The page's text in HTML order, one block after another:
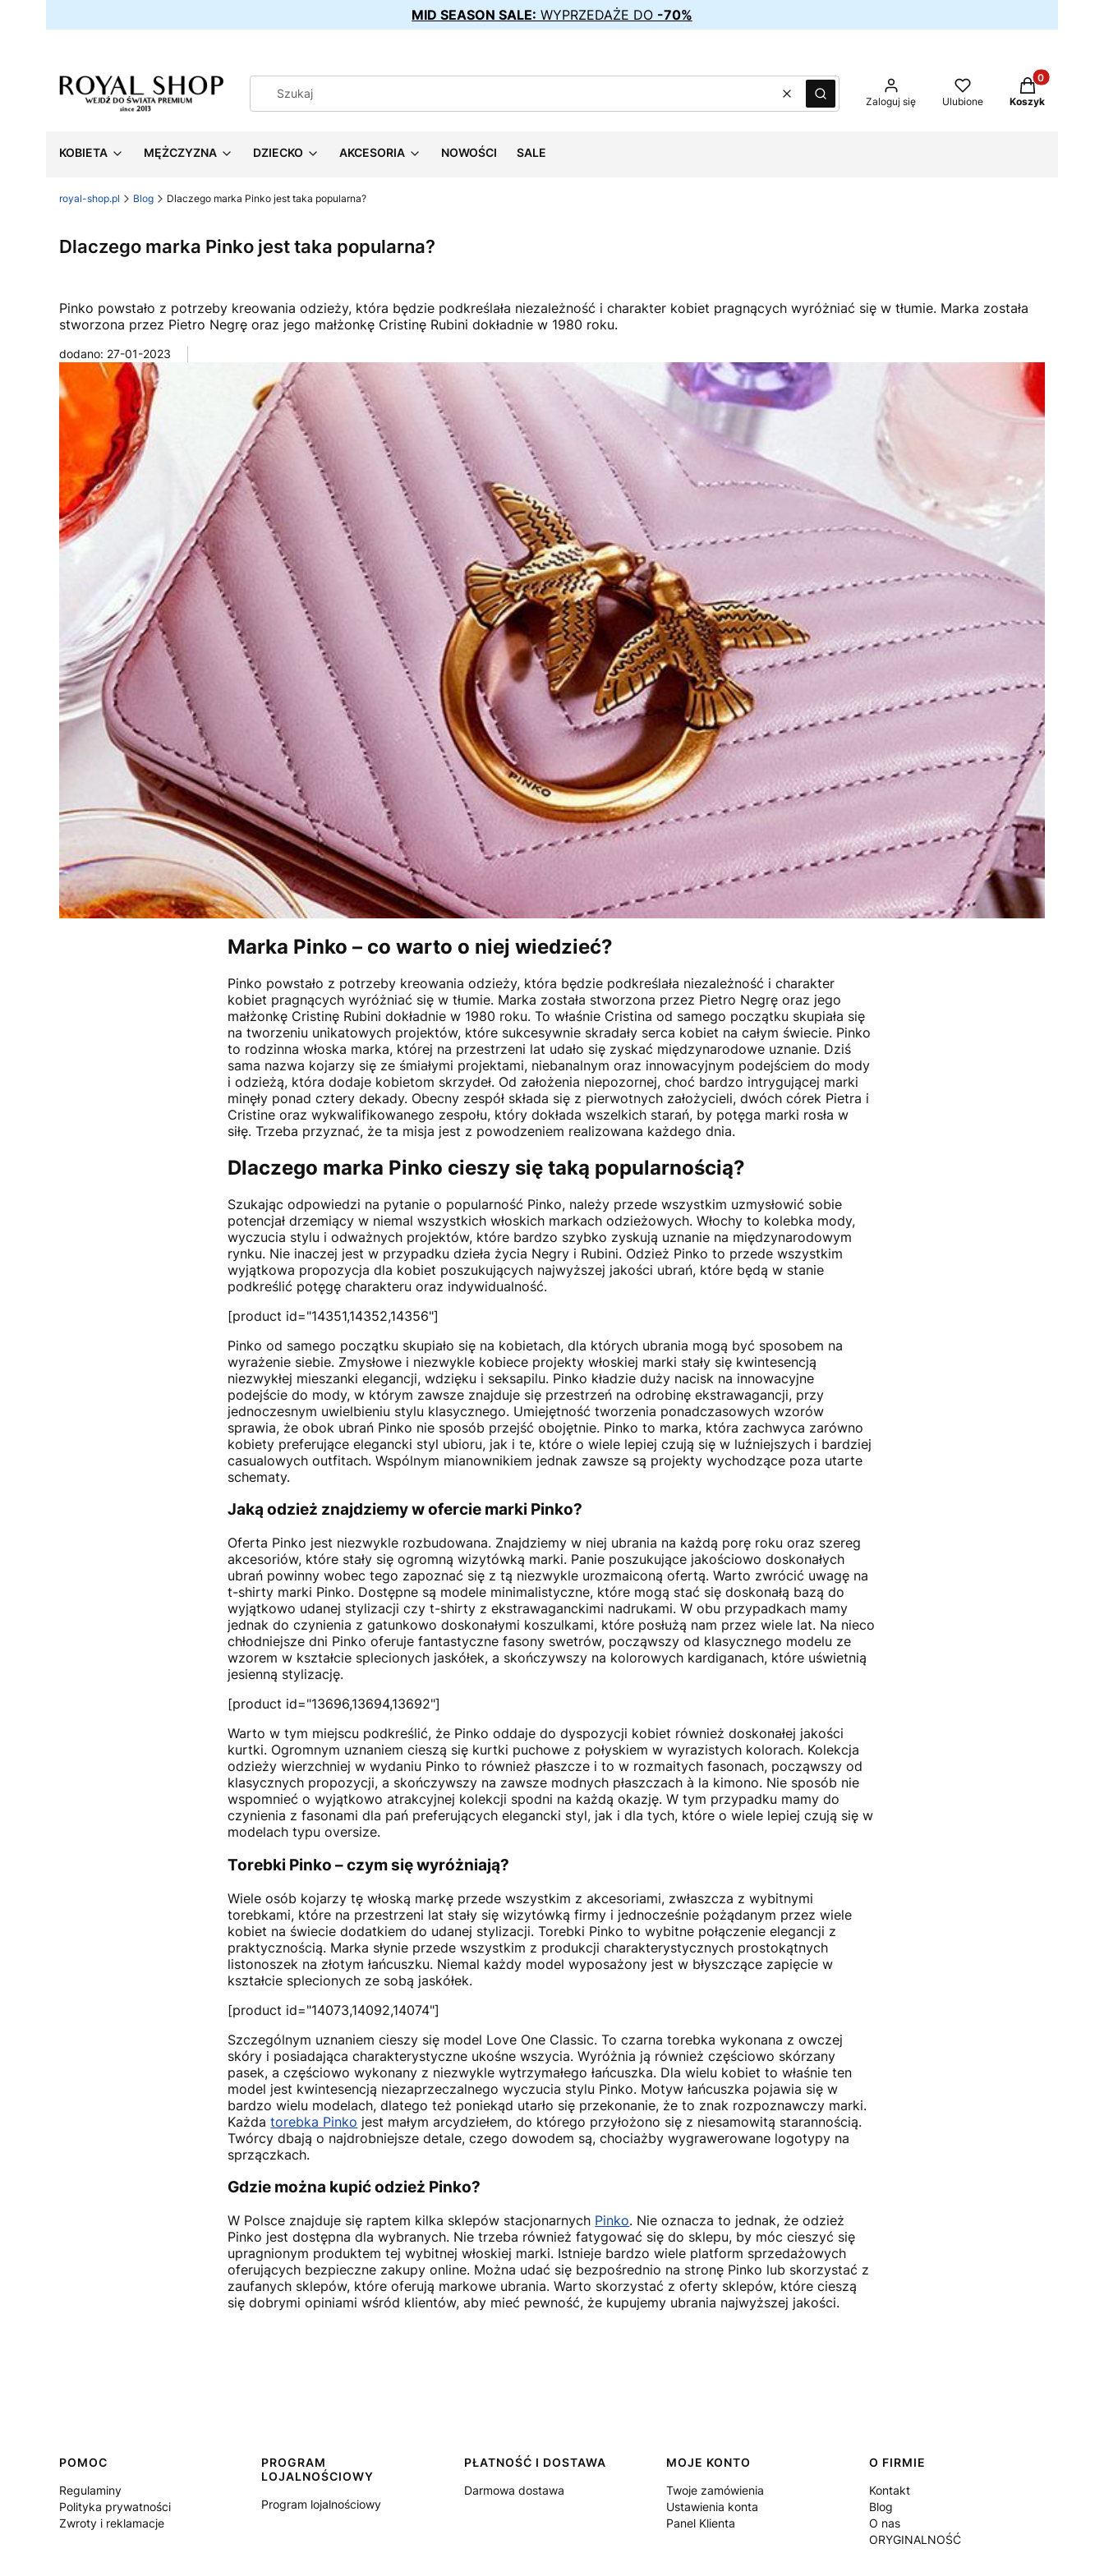
MID SEASON SALE: WYPRZEDAŻE DO -70%
WyczyśćSzukaj Zaloguj się Ulubione
Produkty w
Koszyk
KOBIETA MĘŻCZYZNA DZIECKO AKCESORIA NOWOŚCI SALE
royal-shop.pl Blog Dlaczego marka Pinko jest taka popularna?
Dlaczego marka Pinko jest taka popularna?
Pinko powstało z potrzeby kreowania odzieży, która będzie podkreślała niezależność i charakter kobiet pragnących wyróżniać się w tłumie. Marka została
stworzona przez Pietro Negrę oraz jego małżonkę Cristinę Rubini dokładnie w 1980 roku.
dodano: 27-01-2023
Marka Pinko – co warto o niej wiedzieć?
Pinko powstało z potrzeby kreowania odzieży, która będzie podkreślała niezależność i charakter
kobiet pragnących wyróżniać się w tłumie. Marka została stworzona przez Pietro Negrę oraz jego
małżonkę Cristinę Rubini dokładnie w 1980 roku. To właśnie Cristina od samego początku skupiała się
na tworzeniu unikatowych projektów, które sukcesywnie skradały serca kobiet na całym świecie. Pinko
to rodzinna włoska marka, której na przestrzeni lat udało się zyskać międzynarodowe uznanie. Dziś
sama nazwa kojarzy się ze śmiałymi projektami, niebanalnym oraz innowacyjnym podejściem do mody
i odzieżą, która dodaje kobietom skrzydeł. Od założenia niepozornej, choć bardzo intrygującej marki
minęły ponad cztery dekady. Obecny zespół składa się z pierwotnych założycieli, dwóch córek Pietra i
Cristine oraz wykwalifikowanego zespołu, który dokłada wszelkich starań, by potęga marki rosła w
siłę. Trzeba przyznać, że ta misja jest z powodzeniem realizowana każdego dnia.
Dlaczego marka Pinko cieszy się taką popularnością?
Szukając odpowiedzi na pytanie o popularność Pinko, należy przede wszystkim uzmysłowić sobie
potencjał drzemiący w niemal wszystkich włoskich markach odzieżowych. Włochy to kolebka mody,
wyczucia stylu i odważnych projektów, które bardzo szybko zyskują uznanie na międzynarodowym
rynku. Nie inaczej jest w przypadku dzieła życia Negry i Rubini. Odzież Pinko to przede wszystkim
wyjątkowa propozycja dla kobiet poszukujących najwyższej jakości ubrań, które będą w stanie
podkreślić potęgę charakteru oraz indywidualność.
[product id="14351,14352,14356"]
Pinko od samego początku skupiało się na kobietach, dla których ubrania mogą być sposobem na
wyrażenie siebie. Zmysłowe i niezwykle kobiece projekty włoskiej marki stały się kwintesencją
niezwykłej mieszanki elegancji, wdzięku i seksapilu. Pinko kładzie duży nacisk na innowacyjne
podejście do mody, w którym zawsze znajduje się przestrzeń na odrobinę ekstrawagancji, przy
jednoczesnym uwielbieniu stylu klasycznego. Umiejętność tworzenia ponadczasowych wzorów
sprawia, że obok ubrań Pinko nie sposób przejść obojętnie. Pinko to marka, która zachwyca zarówno
kobiety preferujące elegancki styl ubioru, jak i te, które o wiele lepiej czują się w luźniejszych i bardziej
casualowych outfitach. Wspólnym mianownikiem jednak zawsze są projekty wychodzące poza utarte
schematy.
Jaką odzież znajdziemy w ofercie marki Pinko?
Oferta Pinko jest niezwykle rozbudowana. Znajdziemy w niej ubrania na każdą porę roku oraz szereg
akcesoriów, które stały się ogromną wizytówką marki. Panie poszukujące jakościowo doskonałych
ubrań powinny wobec tego zapoznać się z tą niezwykle urozmaiconą ofertą. Warto zwrócić uwagę na
t-shirty marki Pinko. Dostępne są modele minimalistyczne, które mogą stać się doskonałą bazą do
wyjątkowo udanej stylizacji czy t-shirty z ekstrawaganckimi nadrukami. W obu przypadkach mamy
jednak do czynienia z gatunkowo doskonałymi koszulkami, które posłużą nam przez wiele lat. Na nieco
chłodniejsze dni Pinko oferuje fantastyczne fasony swetrów, począwszy od klasycznego modelu ze
wzorem w kształcie splecionych jaskółek, a skończywszy na kolorowych kardiganach, które uświetnią
jesienną stylizację.
[product id="13696,13694,13692"]
Warto w tym miejscu podkreślić, że Pinko oddaje do dyspozycji kobiet również doskonałej jakości
kurtki. Ogromnym uznaniem cieszą się kurtki puchowe z połyskiem w wyrazistych kolorach. Kolekcja
odzieży wierzchniej w wydaniu Pinko to również płaszcze i to w rozmaitych fasonach, począwszy od
klasycznych propozycji, a skończywszy na zawsze modnych płaszczach à la kimono. Nie sposób nie
wspomnieć o wyjątkowo atrakcyjnej kolekcji spodni na każdą okazję. W tym przypadku mamy do
czynienia z fasonami dla pań preferujących elegancki styl, jak i dla tych, które o wiele lepiej czują się w
modelach typu oversize.
Torebki Pinko – czym się wyróżniają?
Wiele osób kojarzy tę włoską markę przede wszystkim z akcesoriami, zwłaszcza z wybitnymi
torebkami, które na przestrzeni lat stały się wizytówką firmy i jednocześnie pożądanym przez wiele
kobiet na świecie dodatkiem do udanej stylizacji. Torebki Pinko to wybitne połączenie elegancji z
praktycznością. Marka słynie przede wszystkim z produkcji charakterystycznych prostokątnych
listonoszek na złotym łańcuszku. Niemal każdy model wyposażony jest w błyszczące zapięcie w
kształcie splecionych ze sobą jaskółek.
[product id="14073,14092,14074"]
Szczególnym uznaniem cieszy się model Love One Classic. To czarna torebka wykonana z owczej
skóry i posiadająca charakterystyczne ukośne wszycia. Wyróżnia ją również częściowo skórzany
pasek, a częściowo wykonany z niezwykle wytrzymałego łańcuszka. Dla wielu kobiet to właśnie ten
model jest kwintesencją niezaprzeczalnego wyczucia stylu Pinko. Motyw łańcuszka pojawia się w
bardzo wielu modelach, dlatego też poniekąd utarło się przekonanie, że to znak rozpoznawczy marki.
Każdatorebka Pinko jest małym arcydziełem, do którego przyłożono się z niesamowitą starannością.
Twórcy dbają o najdrobniejsze detale, czego dowodem są, chociażby wygrawerowane logotypy na
sprzączkach.
Gdzie można kupić odzież Pinko?
W Polsce znajduje się raptem kilka sklepów stacjonarnych Pinko. Nie oznacza to jednak, że odzież
Pinko jest dostępna dla wybranych. Nie trzeba również fatygować się do sklepu, by móc cieszyć się
upragnionym produktem tej wybitnej włoskiej marki. Istnieje bardzo wiele platform sprzedażowych
oferujących bezpieczne zakupy online. Można udać się bezpośrednio na stronę Pinko lub skorzystać z
zaufanych sklepów, które oferują markowe ubrania. Warto skorzystać z oferty sklepów, które cieszą
się dobrymi opiniami wśród klientów, aby mieć pewność, że kupujemy ubrania najwyższej jakości.
Linki w stopce
POMOC
Regulaminy
Polityka prywatności
Zwroty i reklamacje
PROGRAM
LOJALNOŚCIOWY
Program lojalnościowy
PŁATNOŚĆ I DOSTAWA
Darmowa dostawa
MOJE KONTO
Twoje zamówienia
Ustawienia konta
Panel Klienta
O FIRMIE
Kontakt
Blog
O nas
ORYGINALNOŚĆ